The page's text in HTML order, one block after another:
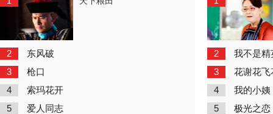
2 东风破
3 枪口
4 索玛花开
5 爱人同志
2 我不是精
3 花谢花飞
4 我的小姨
5 极光之恋